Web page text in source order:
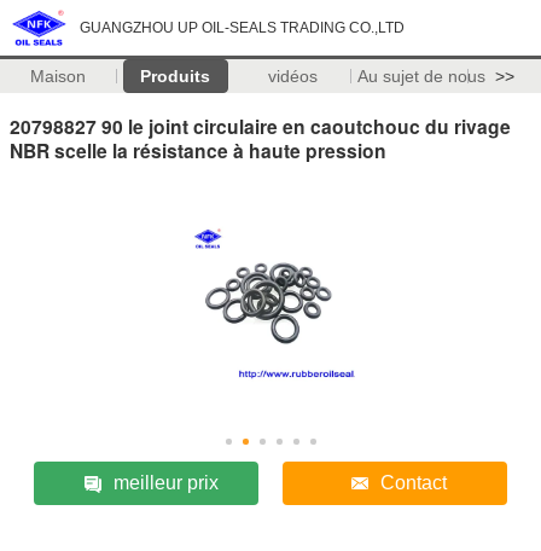
GUANGZHOU UP OIL-SEALS TRADING CO.,LTD
Maison Produits vidéos Au sujet de nous >>
20798827 90 le joint circulaire en caoutchouc du rivage
NBR scelle la résistance à haute pression
meilleur prix Contact